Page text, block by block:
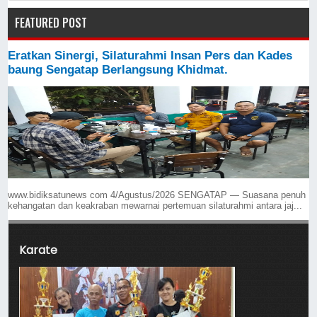
FEATURED POST
Eratkan Sinergi, Silaturahmi Insan Pers dan Kades
baung Sengatap Berlangsung Khidmat.
www.bidiksatunews com 4/Agustus/2026 SENGATAP — Suasana penuh
kehangatan dan keakraban mewarnai pertemuan silaturahmi antara jaj...
Karate